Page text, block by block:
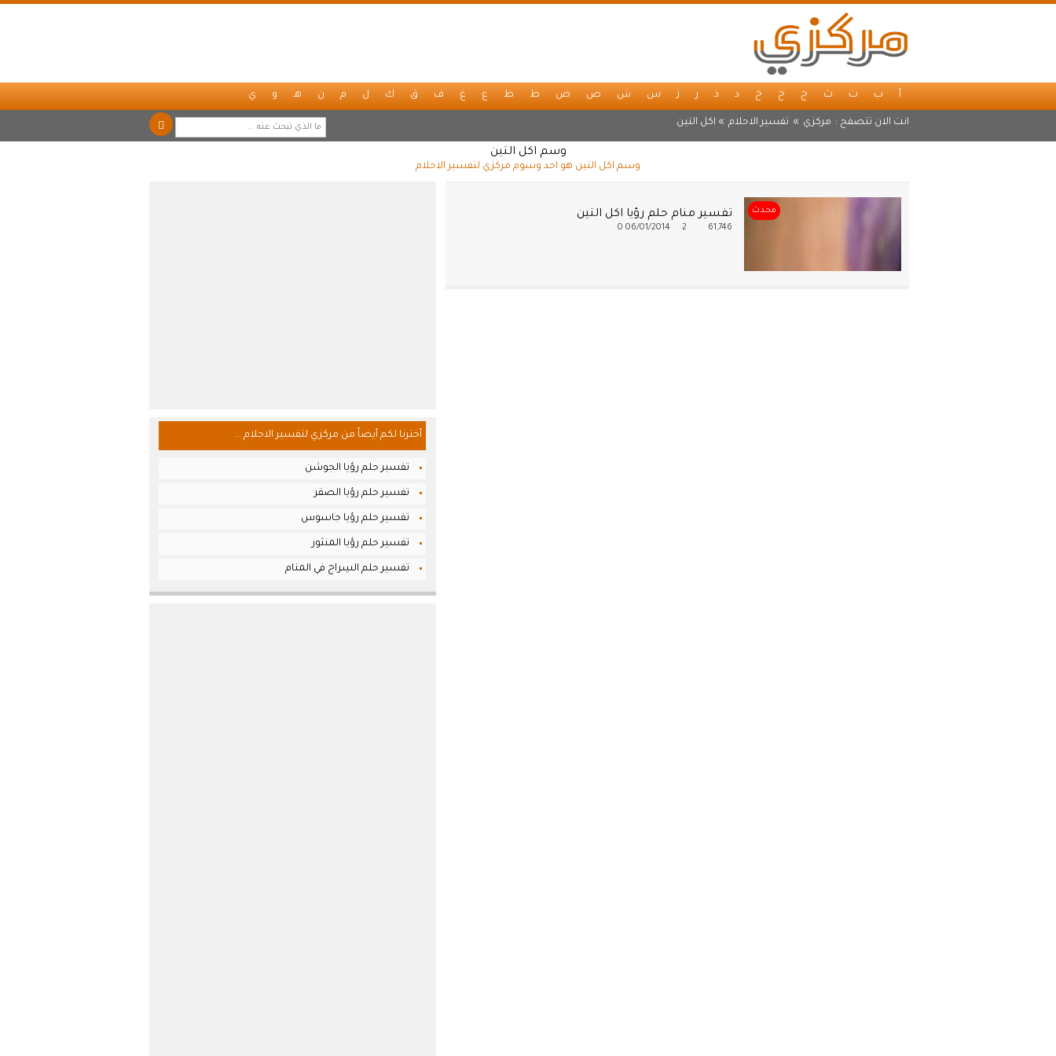
أ ب ت ث ج ح خ د ذ ر ز س ش ص ض ط ظ ع غ ف ق ك ل م ن هـ و ي
انت الان تتصفح : مركزي » تفسير الاحلام » اكل التين
وسم اكل التين
وسم اكل التين هو احد وسوم مركزي لتفسير الاحلام
محدث تفسير منام حلم رؤيا اكل التين
61,746
06/01/2014
0
أخترنا لكم أيضاً من مركزي لتفسير الاحلام ...
تفسير حلم رؤيا الجوشن
تفسير حلم رؤيا الصقر
تفسير حلم رؤيا جاسوس
تفسير حلم رؤيا المنثور
تفسير حلم السِراج في المنام